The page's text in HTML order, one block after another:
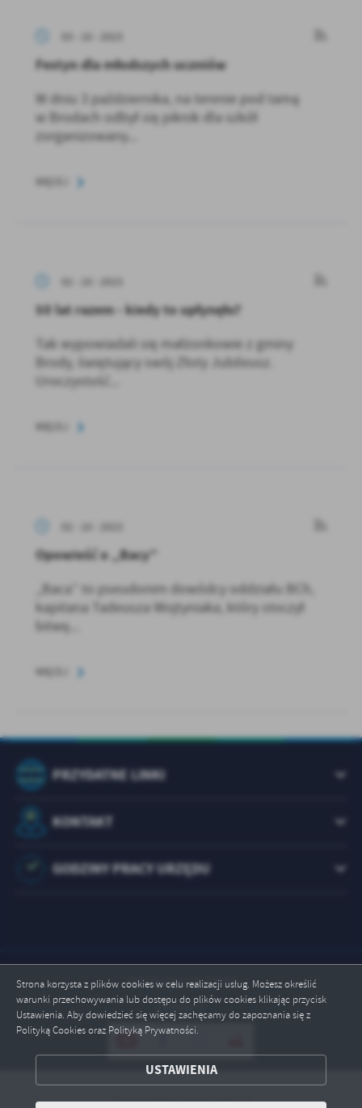
Strona korzysta z plików cookies w celu realizacji usług. Możesz określić
warunki przechowywania lub dostępu do plików cookies klikając przycisk
Ustawienia. Aby dowiedzieć się więcej zachęcamy do zapoznania się z
Polityką Cookies oraz Polityką Prywatności.
USTAWIENIA
ZAPISZ WYBRANE
Festyn dla młodszych uczniów
W dniu 3 października, na terenie pod tamą
w Brodach odbył się piknik dla szkół
zorganizowany...
50 lat razem - kiedy to upłynęło?
Tak wypowiadali się małżonkowie z gminy
Brody, świętujący swój Złoty Jubileusz.
Uroczystość...
Opowieść o „Bacy”
„Baca” to pseudonim dowódcy oddziału BCh,
kapitana Tadeusza Wojtyniaka, który stoczył
bitwę...
PRZYDATNE LINKI
KONTAKT
GODZINY PRACY URZĘDU
Odwiedzin: 1072972
Online: 1
Copyright by brody.info.pl